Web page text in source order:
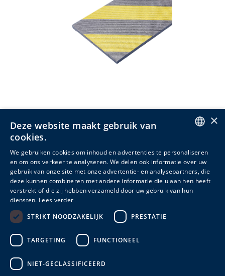
4 varianten
KLEUR
Meer info
DUTCH
FRENCH
×
Deze website maakt gebruik van
cookies.
We gebruiken cookies om inhoud en advertenties te personaliseren
en om ons verkeer te analyseren. We delen ook informatie over uw
gebruik van onze site met onze advertentie- en analysepartners, die
deze kunnen combineren met andere informatie die u aan hen heeft
verstrekt of die zij hebben verzameld door uw gebruik van hun
diensten. Lees verder
STRIKT NOODZAKELIJK
PRESTATIE
TARGETING FUNCTIONEEL
NIET-GECLASSIFICEERD